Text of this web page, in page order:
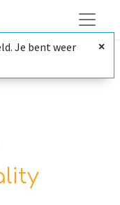
Je bent weer